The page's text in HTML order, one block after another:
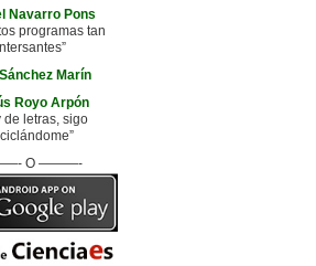
Navarro Pons
programas tan
Marín
Royo Arpón
de letras, sigo
O ———-